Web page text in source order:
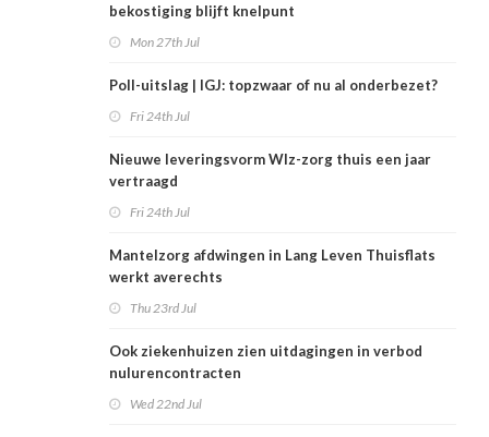
bekostiging blijft knelpunt
Mon 27th Jul
Poll-uitslag | IGJ: topzwaar of nu al onderbezet?
Fri 24th Jul
Nieuwe leveringsvorm Wlz-zorg thuis een jaar
vertraagd
Fri 24th Jul
Mantelzorg afdwingen in Lang Leven Thuisflats
werkt averechts
Thu 23rd Jul
Ook ziekenhuizen zien uitdagingen in verbod
nulurencontracten
Wed 22nd Jul